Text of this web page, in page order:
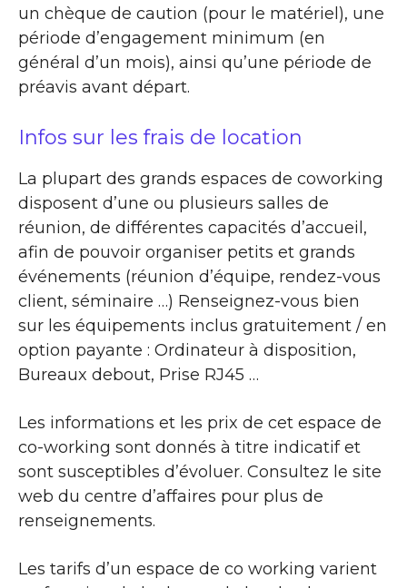
un chèque de caution (pour le matériel), une
période d’engagement minimum (en
général d’un mois), ainsi qu’une période de
préavis avant départ.
Infos sur les frais de location
La plupart des grands espaces de coworking
disposent d’une ou plusieurs salles de
réunion, de différentes capacités d’accueil,
afin de pouvoir organiser petits et grands
événements (réunion d’équipe, rendez-vous
client, séminaire …) Renseignez-vous bien
sur les équipements inclus gratuitement / en
option payante : Ordinateur à disposition,
Bureaux debout, Prise RJ45 …
Les informations et les prix de cet espace de
co-working sont donnés à titre indicatif et
sont susceptibles d’évoluer. Consultez le site
web du centre d’affaires pour plus de
renseignements.
Les tarifs d’un espace de co working varient